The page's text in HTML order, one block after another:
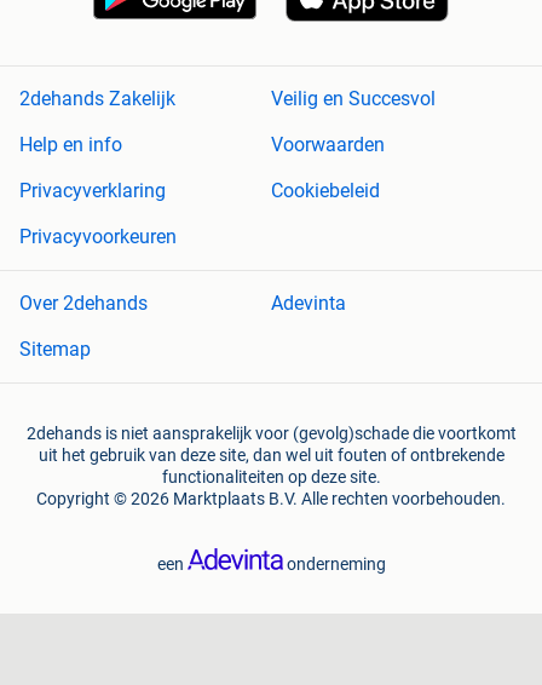
2dehands Zakelijk
Veilig en Succesvol
Help en info
Voorwaarden
Privacyverklaring
Cookiebeleid
Privacyvoorkeuren
Over 2dehands
Adevinta
Sitemap
2dehands is niet aansprakelijk voor (gevolg)schade die voortkomt
uit het gebruik van deze site, dan wel uit fouten of ontbrekende
functionaliteiten op deze site.
Copyright © 2026 Marktplaats B.V. Alle rechten voorbehouden.
een onderneming